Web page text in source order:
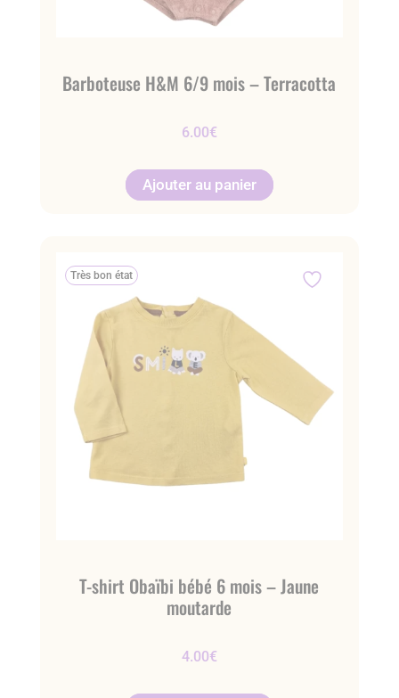
Barboteuse H&M 6/9 mois – Terracotta
6.00€
Ajouter au panier
Très bon état
T-shirt Obaïbi bébé 6 mois – Jaune
moutarde
4.00€